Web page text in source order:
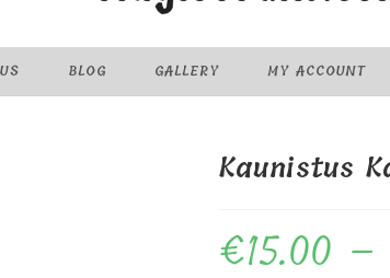
BLOG GALLERY MY ACCOUNT
Kaunistus
€15.00 –